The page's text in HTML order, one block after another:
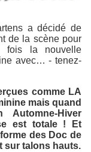
a décidé de
de la scène pour
fois la nouvelle
avec… - tenez-
comme LA
mais quand
Hiver
est totale ! Et
des Doc de
sur talons hauts.